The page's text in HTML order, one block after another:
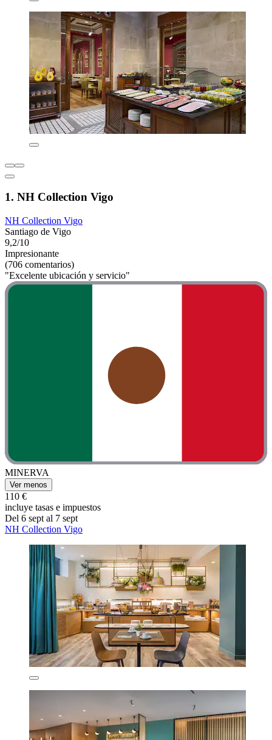
1. NH Collection Vigo
NH Collection Vigo
Santiago de Vigo
9,2/10
Impresionante
(706 comentarios)
"Excelente ubicación y servicio"
MINERVA
Ver menos
110 €
incluye tasas e impuestos
Del 6 sept al 7 sept
NH Collection Vigo